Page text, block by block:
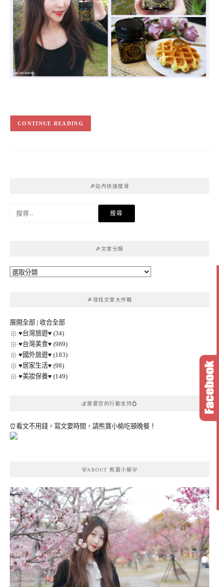
CONTINUE READING
🔎站內快速搜尋
🔎文章分類
🔎
🔎尋找文章大作戰
展開全部 | 收合全部
♥台灣旅遊♥ (34)
♥台灣美食♥ (989)
♥國外旅遊♥ (183)
♥居家生活♥ (98)
♥美妝保養♥ (149)
💰需要您的行動支持💍
⏰看文不用錢，寫文要時間，請熊寶小榆吃頓晚餐！
🐻ABOUT 熊寶小榆🐻